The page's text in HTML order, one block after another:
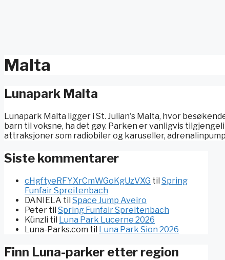
Malta
Lunapark Malta
Lunapark Malta ligger i St. Julian's Malta, hvor
barn til voksne, ha det gøy. Parken er vanligvis
attraksjoner som radiobiler og karuseller,
Siste kommentarer
cHgftyeRFYXrCmWGoKgUzVXG til Spring
Funfair Spreitenbach
DANIELA til Space Jump Aveiro
Peter til Spring Funfair Spreitenbach
Künzli til Luna Park Lucerne 2026
Luna-Parks.com til Luna Park Sion 2026
Finn Luna-parker etter region